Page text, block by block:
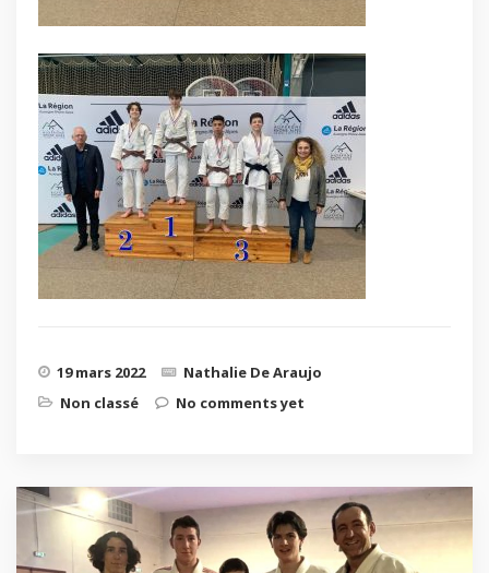
19 mars 2022
Nathalie De Araujo
Non classé
No comments yet